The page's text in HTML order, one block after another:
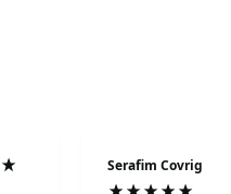
Serafim Covrig